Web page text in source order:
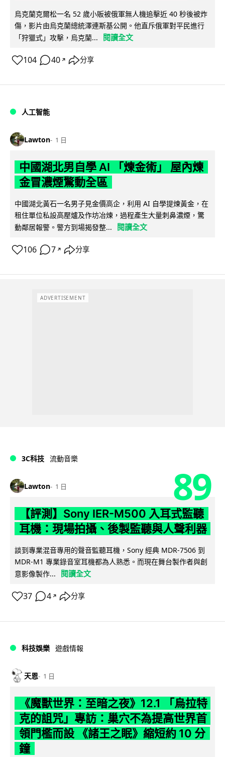
烏克蘭克爾松一名 52 歲小販被俄軍無人機追擊近 40 秒後被炸
傷，影片由烏克蘭總統澤連斯基公開。他直斥俄軍對平民進行
「狩獵式」攻擊，烏克蘭...
閱讀全文
104 40 ↗ 分享
人工智能
Lawton 1 日
中國湖北男自學 AI 「煉金術」 屋內煉
金冒濃煙驚動全區
中國湖北黃石一名男子見金價高企，利用 AI 自學提煉黃金，在
租住單位私設高壓爐及作坊冶煉，過程產生大量刺鼻濃煙，驚
動鄰居報警。警方到場揭發整...
閱讀全文
106 7 ↗ 分享
ADVERTISEMENT
3C科技 流動音樂
Lawton 1 日 89
【評測】Sony IER-M500 入耳式監聽
耳機：現場拍攝、後製監聽與人聲利器
談到專業混音專用的聲音監聽耳機，Sony 經典 MDR-7506 到
MDR-M1 專業錄音室耳機都為人熟悉。而現在舞台製作者與創
意影像製作...
閱讀全文
37 4 ↗ 分享
科技娛樂 遊戲情報
天恩 1 日
《魔獸世界：至暗之夜》12.1 「烏拉特
克的詛咒」專訪：巢穴不為提高世界首
領門檻而設 《諸王之眠》縮短約 10 分
鐘